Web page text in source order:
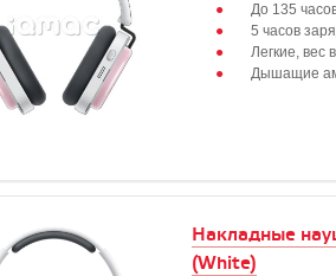
До 135
5 часов
Легкие, вес
Дышащие
Накладные
(White)